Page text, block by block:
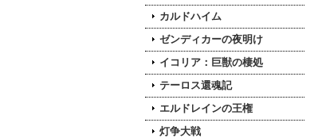
カルドハイム
ゼンディカーの夜明け
イコリア：巨獣の棲処
テーロス還魂記
エルドレインの王権
灯争大戦